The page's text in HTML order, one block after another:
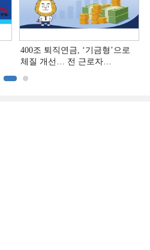
400조 퇴직연금, ‘기금형’으로
체질 개선… 전 근로자